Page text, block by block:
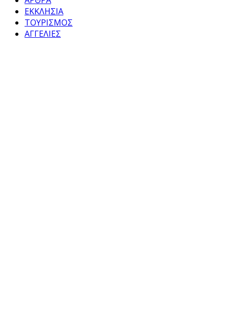
ΕΚΚΛΗΣΙΑ
ΤΟΥΡΙΣΜΟΣ
ΑΓΓΕΛΙΕΣ